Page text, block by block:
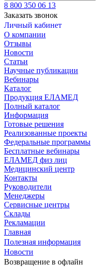
8 800 350 06 13
Заказать звонок
Личный кабинет
О компании
Отзывы
Новости
Статьи
Научные публикации
Вебинары
Каталог
Продукция ЕЛАМЕД
Полный каталог
Информация
Готовые решения
Реализованные проекты
Федеральные программы
Бесплатные вебинары
ЕЛАМЕД физ лиц
Медицинский центр
Контакты
Руководители
Менеджеры
Сервисные центры
Склады
Рекламации
Главная
Полезная информация
Новости
Возвращение в офлайн